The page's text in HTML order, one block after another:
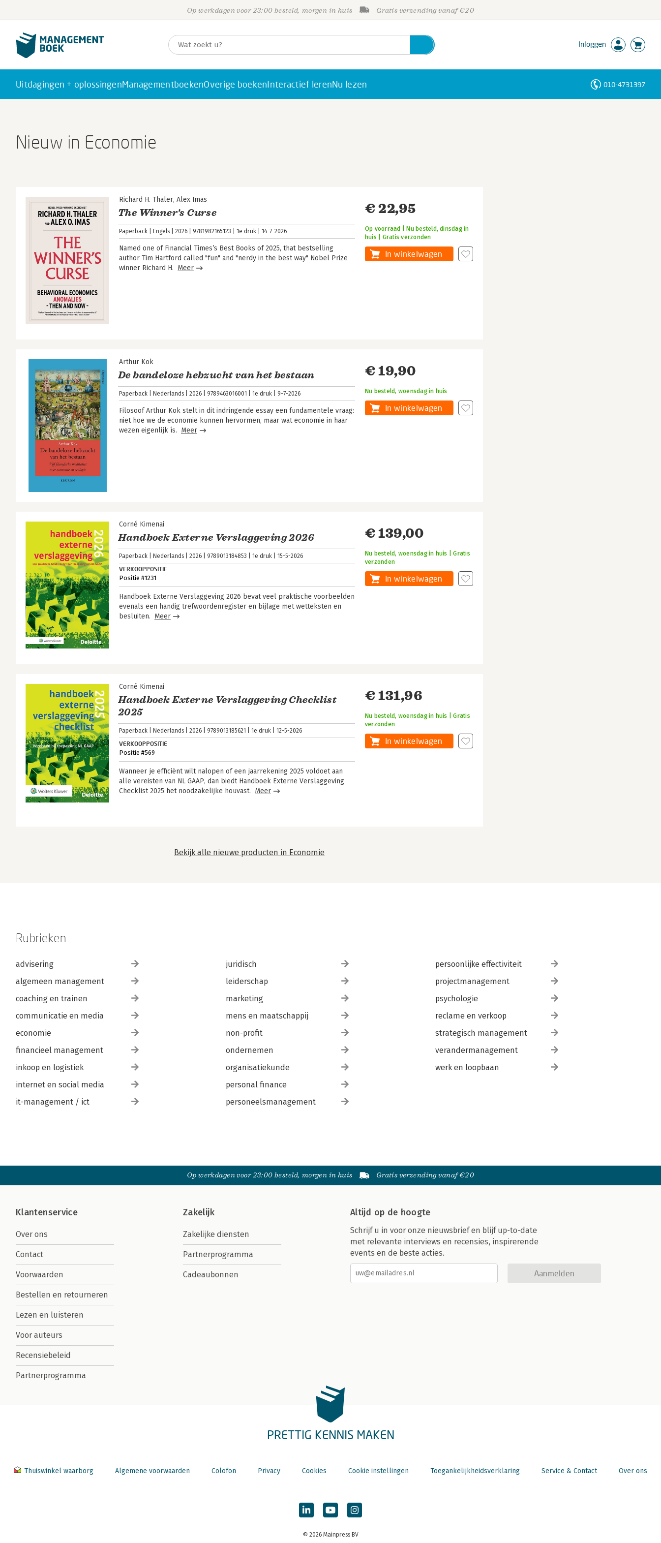
Op werkdagen voor 23:00 besteld, morgen in huis Gratis verzending vanaf €20
Inloggen
Uitdagingen + oplossingenManagementboekenOverige boekenInteractief lerenNu lezen 010-4731397
Nieuw in Economie
Richard H. Thaler Alex Imas
The Winner's Curse
Paperback Engels 2026 9781982165123 1e druk 14-7-2026
Named one of Financial Times’s Best Books of 2025, that bestselling
author Tim Hartford called "fun" and "nerdy in the best way" Nobel Prize
winner Richard H. Meer
€ 22,95
Op voorraad | Nu besteld, dinsdag in
huis | Gratis verzonden
In winkelwagen
Arthur Kok
De bandeloze hebzucht van het bestaan
Paperback Nederlands 2026 9789463016001 1e druk 9-7-2026
Filosoof Arthur Kok stelt in dit indringende essay een fundamentele vraag:
niet hoe we de economie kunnen hervormen, maar wat economie in haar
wezen eigenlijk ís. Meer
€ 19,90
Nu besteld, woensdag in huis
In winkelwagen
Corné Kimenai
Handboek Externe Verslaggeving 2026
Paperback Nederlands 2026 9789013184853 1e druk 15-5-2026
VERKOOPPOSITIE
Positie #1231
Handboek Externe Verslaggeving 2026 bevat veel praktische voorbeelden
evenals een handig trefwoordenregister en bijlage met wetteksten en
besluiten. Meer
€ 139,00
Nu besteld, woensdag in huis | Gratis
verzonden
In winkelwagen
Corné Kimenai
Handboek Externe Verslaggeving Checklist
2025
Paperback Nederlands 2026 9789013185621 1e druk 12-5-2026
VERKOOPPOSITIE
Positie #569
Wanneer je efficiënt wilt nalopen of een jaarrekening 2025 voldoet aan
alle vereisten van NL GAAP, dan biedt Handboek Externe Verslaggeving
Checklist 2025 het noodzakelijke houvast. Meer
€ 131,96
Nu besteld, woensdag in huis | Gratis
verzonden
In winkelwagen
Bekijk alle nieuwe producten in Economie
Rubrieken
advisering
algemeen management
coaching en trainen
communicatie en media
economie
financieel management
inkoop en logistiek
internet en social media
it-management / ict
juridisch
leiderschap
marketing
mens en maatschappij
non-profit
ondernemen
organisatiekunde
personal finance
personeelsmanagement
persoonlijke effectiviteit
projectmanagement
psychologie
reclame en verkoop
strategisch management
verandermanagement
werk en loopbaan
Op werkdagen voor 23:00 besteld, morgen in huis Gratis verzending vanaf €20
Klantenservice
Over ons
Contact
Voorwaarden
Bestellen en retourneren
Lezen en luisteren
Voor auteurs
Recensiebeleid
Partnerprogramma
Zakelijk
Zakelijke diensten
Partnerprogramma
Cadeaubonnen
Altijd op de hoogte
Schrijf u in voor onze nieuwsbrief en blijf up-to-date
met relevante interviews en recensies, inspirerende
events en de beste acties.
Aanmelden
PRETTIG KENNIS MAKEN
Thuiswinkel waarborg Algemene voorwaarden Colofon Privacy Cookies Cookie instellingen Toegankelijkheidsverklaring Service & Contact Over ons
© 2026 Mainpress BV
Personen